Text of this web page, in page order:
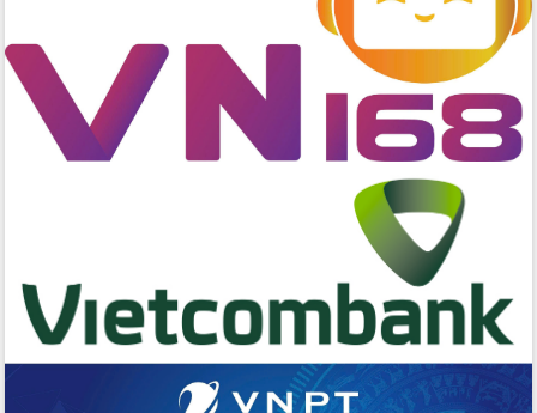
Đắk Lắk về phát triển nhân lực y tế
cho trạm y tế cấp xã
Du lịch Đắk Lắk nâng tầm trải nghiệm
du khách thông qua Hệ thống cơ sở dữ
liệu và Bản đồ số
nhất, Quốc hội khóa XVI
Quyết liệt cải cách hành chính, khơi
thông nguồn lực phát triển
Nâng cao hiệu lực, hiệu quả HĐND
tỉnh thông qua hiện đại hóa hành chính